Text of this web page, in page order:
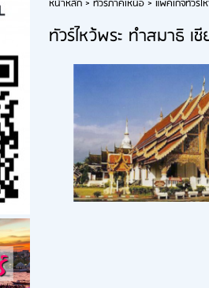
หน้าหลัก> ทัวร์ภาคเหนือ> แพคเกจทัวร์
ทัวร์ไหว้พระ ทำสมาธิ เ